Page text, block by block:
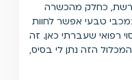
הרשת, כחלק מהכשרה
טבעי אפשר לחוות
רפואי שעברתי כאן. זה
הזה נתן לי בסיס,